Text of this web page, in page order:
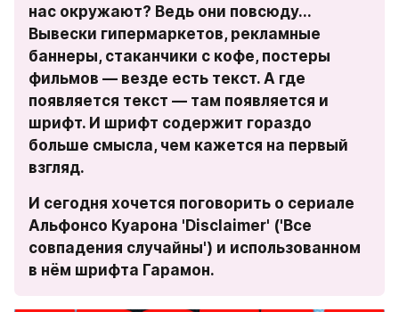
нас окружают? Ведь они повсюду...
Вывески гипермаркетов, рекламные
баннеры, стаканчики с кофе, постеры
фильмов — везде есть текст. А где
появляется текст — там появляется и
шрифт. И шрифт содержит гораздо
больше смысла, чем кажется на первый
взгляд.
И сегодня хочется поговорить о сериале
Альфонсо Куарона 'Disclaimer' ('Все
совпадения случайны') и использованном
в нём шрифта Гарамон.